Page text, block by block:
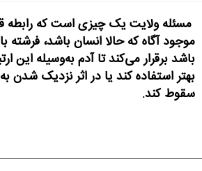
مسئله ولایت یک چیزی است که رابطه
موجود آگاه که حالا انسان باشد، فرشته
باشد برقرار می‌کند تا آدم به‌وسیله این
بهتر استفاده کند یا در اثر نزدیک شدن
سقوط کند.